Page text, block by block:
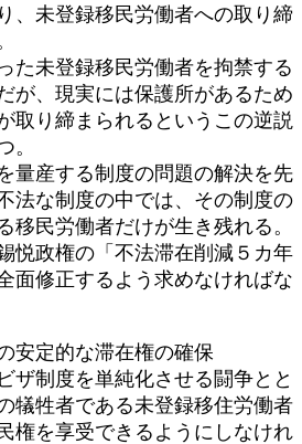
、未登録移民労働者への取り締
た未登録移民労働者を拘禁する
が、現実には保護所があるため
取り締まられるというこの逆説
。
量産する制度の問題の解決を先
法な制度の中では、その制度の
移民労働者だけが生き残れる。
悦政権の「不法滞在削減５カ年
面修正するよう求めなければな
安定的な滞在権の確保
ザ制度を単純化させる闘争とと
犠牲者である未登録移住労働者
権を享受できるようにしなけれ